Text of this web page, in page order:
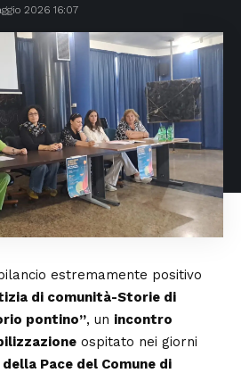
2026 16:07
estremamente positivo
di comunità-Storie di
pontino”, un incontro
ospitato nei giorni
della Pace del Comune di